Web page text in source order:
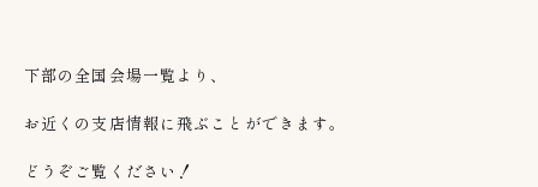
下部の全国会場一覧より、
お近くの支店情報に飛ぶことができます。
どうぞご覧ください！